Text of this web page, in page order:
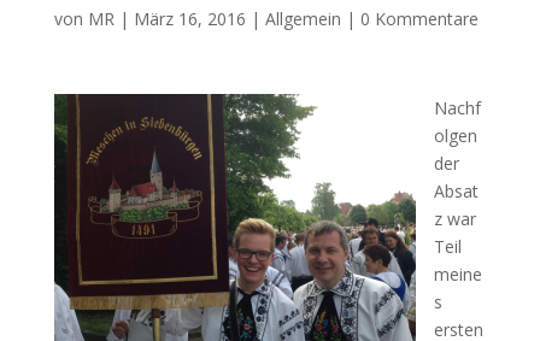
von MR| März 16, 2016 | Allgemein | 0 Kommentare
Nachf
olgen
der
Absat
z war
Teil
meine
s
ersten